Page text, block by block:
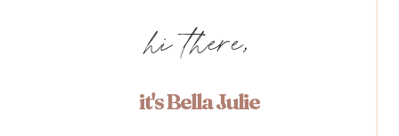
hi there,
it's Bella Julie